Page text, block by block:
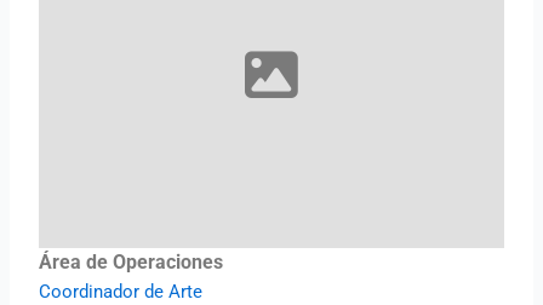
Área de Operaciones
Coordinador de Arte